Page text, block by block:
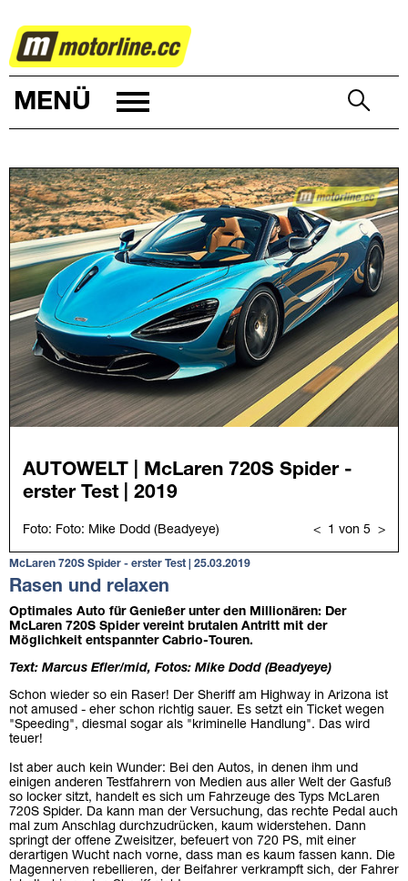
AUTOWELT
MENÜ
McLaren 720S Spider - erster Test | 25.03.2019
Rasen und relaxen
Optimales Auto für Genießer unter den Millionären: Der
McLaren 720S Spider vereint brutalen Antritt mit der
Möglichkeit entspannter Cabrio-Touren.
Text: Marcus Efler/mid, Fotos: Mike Dodd (Beadyeye)
Schon wieder so ein Raser! Der Sheriff am Highway in Arizona ist
not amused - eher schon richtig sauer. Es setzt ein Ticket wegen
"Speeding", diesmal sogar als "kriminelle Handlung". Das wird
teuer!
Ist aber auch kein Wunder: Bei den Autos, in denen ihm und
einigen anderen Testfahrern von Medien aus aller Welt der Gasfuß
so locker sitzt, handelt es sich um Fahrzeuge des Typs McLaren
720S Spider. Da kann man der Versuchung, das rechte Pedal auch
mal zum Anschlag durchzudrücken, kaum widerstehen. Dann
springt der offene Zweisitzer, befeuert von 720 PS, mit einer
derartigen Wucht nach vorne, dass man es kaum fassen kann. Die
Magennerven rebellieren, der Beifahrer verkrampft sich, der Fahrer